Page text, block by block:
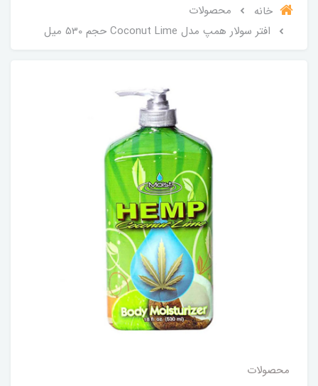
خانه
محصولات
افتر سولار همپ مدل Coconut Lime حجم 530 میل
محصولات